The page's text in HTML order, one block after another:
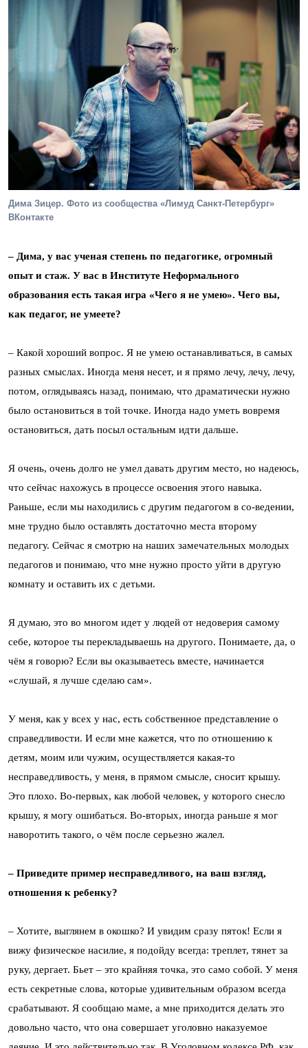
Дима Зицер. Фото из сообщества «Лимуд Санкт-Петербург»
ВКонтакте
– Дима, у вас ученая степень по педагогике, огромный
опыт и стаж. У вас в Институте Неформального
образования есть такая игра «Чего я не умею». Чего вы,
как педагог, не умеете?
– Какой хороший вопрос. Я не умею останавливаться, в самых
разных смыслах. Иногда меня несет, и я прямо лечу, лечу, лечу,
потом, оглядываясь назад, понимаю, что драматически нужно
было остановиться в той точке. Иногда надо уметь вовремя
остановиться, дать посыл остальным идти дальше.
Я очень, очень долго не умел давать другим место, но надеюсь,
что сейчас нахожусь в процессе освоения этого навыка.
Раньше, если мы находились с другим педагогом в со-ведении,
мне трудно было оставлять достаточно места второму
педагогу. Сейчас я смотрю на наших замечательных молодых
педагогов и понимаю, что мне нужно просто уйти в другую
комнату и оставить их с детьми.
Я думаю, это во многом идет у людей от недоверия самому
себе, которое ты перекладываешь на другого. Понимаете, да, о
чём я говорю? Если вы оказываетесь вместе, начинается
«слушай, я лучше сделаю сам».
У меня, как у всех у нас, есть собственное представление о
справедливости. И если мне кажется, что по отношению к
детям, моим или чужим, осуществляется какая-то
несправедливость, у меня, в прямом смысле, сносит крышу.
Это плохо. Во-первых, как любой человек, у которого снесло
крышу, я могу ошибаться. Во-вторых, иногда раньше я мог
наворотить такого, о чём после серьезно жалел.
– Приведите пример несправедливого, на ваш взгляд,
отношения к ребенку?
– Хотите, выглянем в окошко? И увидим сразу пяток! Если я
вижу физическое насилие, я подойду всегда: треплет, тянет за
руку, дергает. Бьет – это крайняя точка, это само собой. У меня
есть секретные слова, которые удивительным образом всегда
срабатывают. Я сообщаю маме, а мне приходится делать это
довольно часто, что она совершает уголовно наказуемое